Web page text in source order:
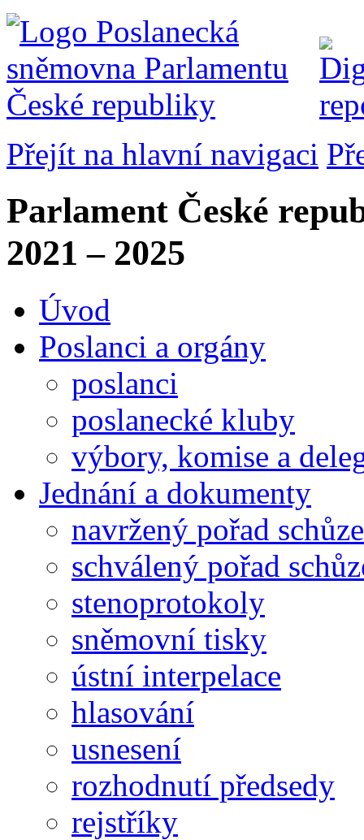
Přejít na hlavní navigaci
Parlament České
2021 – 2025
Úvod
Poslanci a orgány
poslanci
poslanecké kluby
výbory, komise a
Jednání a dokumenty
navržený pořad schůze
schválený pořad
stenoprotokoly
sněmovní tisky
ústní interpelace
hlasování
usnesení
rozhodnutí předsedy
rejstříky